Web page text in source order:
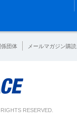
団体 メールマガジン購読
RESERVED.